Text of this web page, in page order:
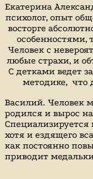
Екатерина
психолог, опыт
восторге
особенностями,
Человек с
любые страхи, и
С детками ведет
методике, что
Василий. Человек
родился и вырос
хотя и ездящего
как постоянно
приводит